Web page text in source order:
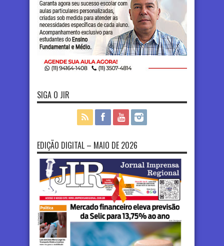
SIGA O JIR
EDIÇÃO DIGITAL – MAIO DE 2026